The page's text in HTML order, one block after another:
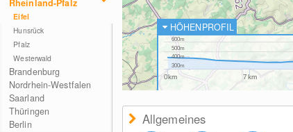
Rheinland-Pfalz
Eifel
Hunsrück
Pfalz
Westerwald
Brandenburg
Nordrhein-Westfalen
Saarland
Thüringen
Berlin
HÖHENPROFIL
0km 7km
300m
400m
500m
600m
Allgemeines